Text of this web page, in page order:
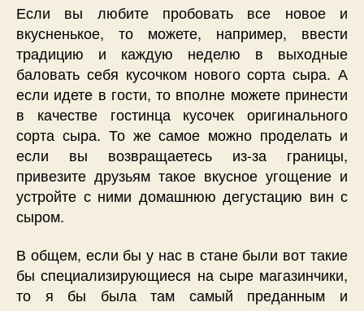
Если вы любите пробовать все новое и
вкусненькое, то можете, например, ввести
традицию и каждую неделю в выходные
баловать себя кусочком нового сорта сыра. А
если идете в гости, то вполне можете принести
в качестве гостинца кусочек оригинального
сорта сыра. То же самое можно проделать и
если вы возвращаетесь из-за границы,
привезите друзьям такое вкусное угощение и
устройте с ними домашнюю дегустацию вин с
сыром.
В общем, если бы у нас в стане были вот такие
бы специализирующиеся на сыре магазинчики,
то я бы была там самый преданным и